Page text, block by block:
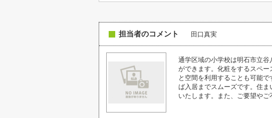
担当者のコメント 田口真実
通学区域の小学校は明石市立
ができます。化粧をするスペ
と空間を利用することも可能
ば入居までスムーズです。住
いたします。また、ご要望や